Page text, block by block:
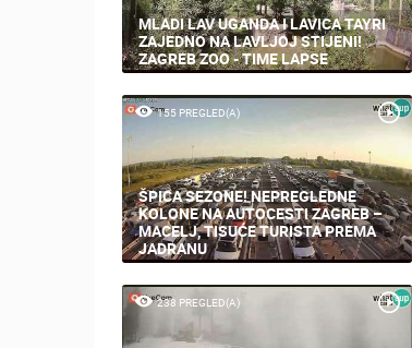
MLADI LAV UGANDA I LAVICA TAYRI
ZAJEDNO NA LAVLJOJ STIJENI!
ZAGREB ZOO - TIME LAPSE
155 PREGLED(A)
ŠPICA SEZONE! NEPREGLEDNE
KOLONE NA AUTOCESTI ZAGREB –
MACELJ, TISUĆE TURISTA PREMA
JADRANU
238 PREGLED(A)